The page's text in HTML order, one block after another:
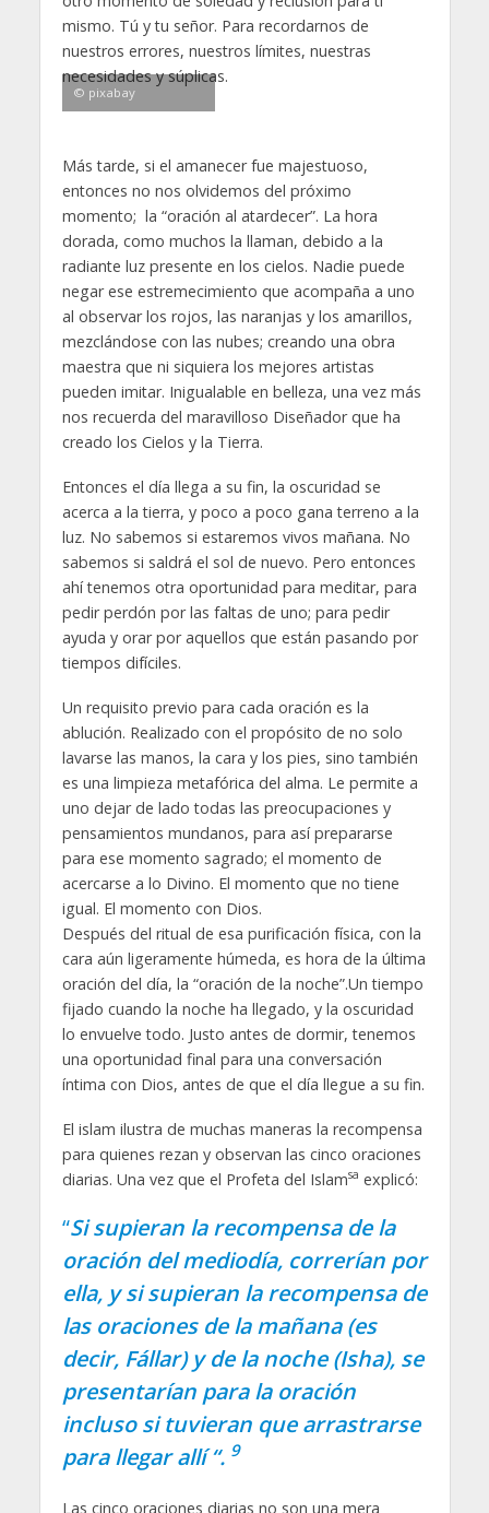
mismo. Tú y tu señor. Para recordarnos de
nuestros errores, nuestros límites, nuestras
necesidades y súplicas.
© pixabay
Más tarde, si el amanecer fue majestuoso,
entonces no nos olvidemos del próximo
momento; la “oración al atardecer”. La hora
dorada, como muchos la llaman, debido a la
radiante luz presente en los cielos. Nadie puede
negar ese estremecimiento que acompaña a uno
al observar los rojos, las naranjas y los amarillos,
mezclándose con las nubes; creando una obra
maestra que ni siquiera los mejores artistas
pueden imitar. Inigualable en belleza, una vez más
nos recuerda del maravilloso Diseñador que ha
creado los Cielos y la Tierra.
Entonces el día llega a su fin, la oscuridad se
acerca a la tierra, y poco a poco gana terreno a la
luz. No sabemos si estaremos vivos mañana. No
sabemos si saldrá el sol de nuevo. Pero entonces
ahí tenemos otra oportunidad para meditar, para
pedir perdón por las faltas de uno; para pedir
ayuda y orar por aquellos que están pasando por
tiempos difíciles.
Un requisito previo para cada oración es la
ablución. Realizado con el propósito de no solo
lavarse las manos, la cara y los pies, sino también
es una limpieza metafórica del alma. Le permite a
uno dejar de lado todas las preocupaciones y
pensamientos mundanos, para así prepararse
para ese momento sagrado; el momento de
acercarse a lo Divino. El momento que no tiene
igual. El momento con Dios.
Después del ritual de esa purificación física, con la
cara aún ligeramente húmeda, es hora de la última
oración del día, la “oración de la noche”.Un tiempo
fijado cuando la noche ha llegado, y la oscuridad
lo envuelve todo. Justo antes de dormir, tenemos
una oportunidad final para una conversación
íntima con Dios, antes de que el día llegue a su fin.
El islam ilustra de muchas maneras la recompensa
para quienes rezan y observan las cinco oraciones
diarias. Una vez que el Profeta del Islamsa explicó:
“Si supieran la recompensa de la
oración del mediodía, correrían por
ella, y si supieran la recompensa de
las oraciones de la mañana (es
decir, Fállar) y de la noche (Isha), se
presentarían para la oración
incluso si tuvieran que arrastrarse
para llegar allí “. 9
Las cinco oraciones diarias no son una mera